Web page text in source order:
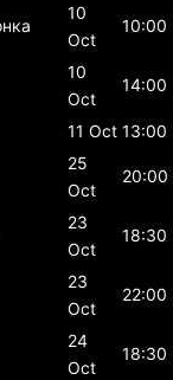
10
Oct
10:00
10
Oct
14:00
11 Oct 13:00
25
Oct
20:00
23
Oct
18:30
23
Oct
22:00
24
Oct
18:30